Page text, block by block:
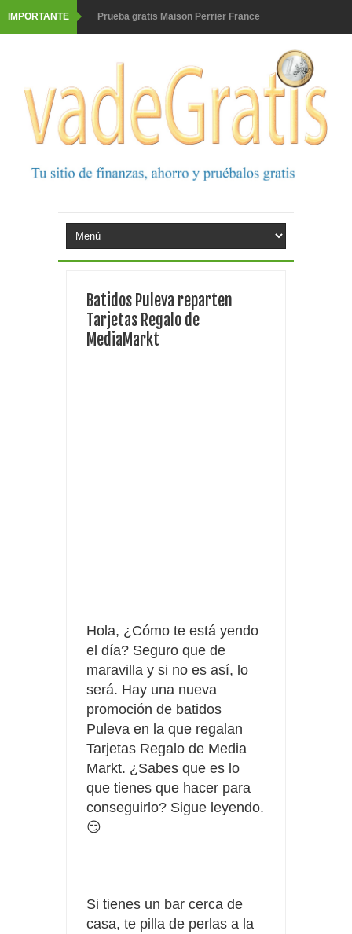
IMPORTANTE Prueba gratis Maison Perrier France
Corona te regala un velero inolvidable en velero y más
premios
Comprar Asevi tiene premio, nevera y un año de
productos
Fuze Tea regala 100 premios al día
Consigue una Nintendo Switch y un viaje con Enjoy
Monopoly Doble McDonald's 2026
Batidos Puleva reparten
Tarjetas Regalo de
MediaMarkt
Hola, ¿Cómo te está yendo
el día? Seguro que de
maravilla y si no es así, lo
será. Hay una nueva
promoción de batidos
Puleva en la que regalan
Tarjetas Regalo de Media
Markt. ¿Sabes que es lo
que tienes que hacer para
conseguirlo? Sigue leyendo.
😏
Si tienes un bar cerca de
casa, te pilla de perlas a la